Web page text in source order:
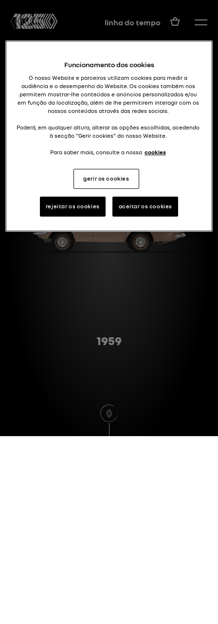
linha do tempo PT
Type A
PROJET 900
1959
scroll
Funcionamento dos cookies
O nosso Website e parceiros utilizam cookies para medir a
audiência e o desempenho do Website. Os cookies também nos
permitem mostrar-lhe conteúdos e anúncios personalizados e/ou
em função da localização, além de lhe permitirem interagir com os
nossos conteúdos através das redes sociais.
Poderá, em qualquer altura, alterar as opções escolhidas, acedendo
à secção "Gerir cookies" do nosso Website.
Para saber mais, consulte a nossa cookies
gerir os cookies
rejeitar os cookies aceitar os cookies